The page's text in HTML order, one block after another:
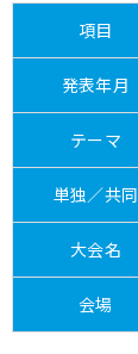
項目
発表年月
テーマ
単独／共同
大会名
会場